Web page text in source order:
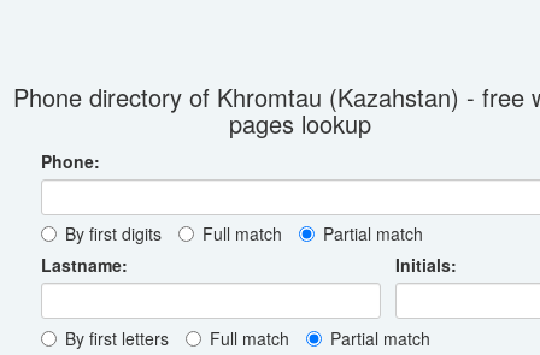
Phone directory of Khromtau (Kazahstan) - free
pages lookup
Phone:
By first digits Full match
Partial match
Lastname:
Initials:
By first letters Full match
Partial match